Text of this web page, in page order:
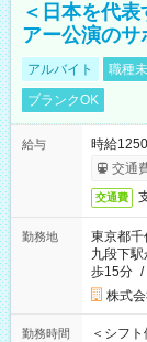
＜日本を代
アー公演の
アルバイト 職種
ブランクOK
給与
時給
交通
交通費
勤務地
東京都千
九段下
歩15分 /
株式
勤務時間
＜シフ